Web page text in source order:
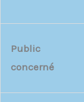
Public
concerné